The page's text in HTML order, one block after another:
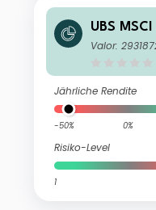
UBS
UCITS
Valor:
Jährliche Rendite
-50% 0%
Risiko-Level
1